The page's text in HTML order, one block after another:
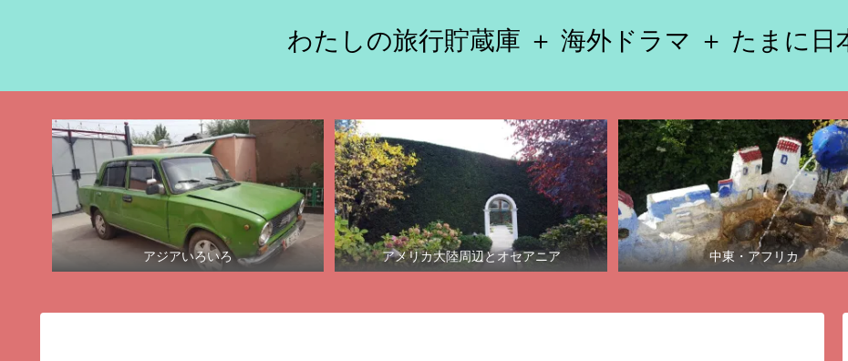
わたしの旅行貯蔵庫 ＋ 海外ドラマ ＋ たまに日
アジアいろいろ アメリカ大陸周辺とオセアニア 中東・アフリカ